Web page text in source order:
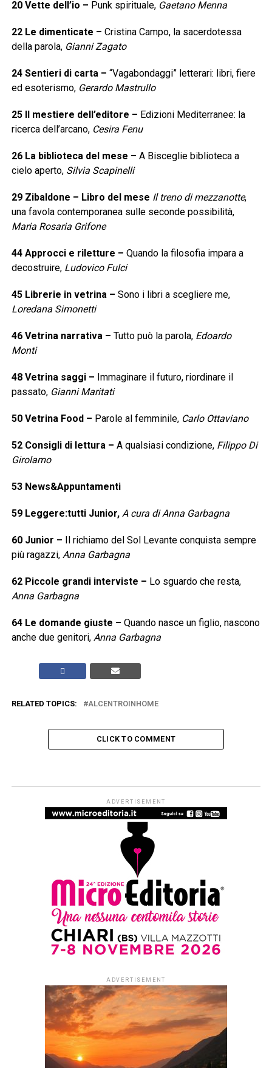
20 Vette dell’io – Punk spirituale, Gaetano Menna
22 Le dimenticate – Cristina Campo, la sacerdotessa
della parola, Gianni Zagato
24 Sentieri di carta – “Vagabondaggi” letterari: libri, fiere
ed esoterismo, Gerardo Mastrullo
25 Il mestiere dell’editore – Edizioni Mediterranee: la
ricerca dell’arcano, Cesira Fenu
26 La biblioteca del mese – A Bisceglie biblioteca a
cielo aperto, Silvia Scapinelli
29 Zibaldone – Libro del mese Il treno di mezzanotte,
una favola contemporanea sulle seconde possibilità,
Maria Rosaria Grifone
44 Approcci e riletture – Quando la filosofia impara a
decostruire, Ludovico Fulci
45 Librerie in vetrina – Sono i libri a scegliere me,
Loredana Simonetti
46 Vetrina narrativa – Tutto può la parola, Edoardo
Monti
48 Vetrina saggi– Immaginare il futuro, riordinare il
passato, Gianni Maritati
50 Vetrina Food– Parole al femminile, Carlo Ottaviano
52 Consigli di lettura – A qualsiasi condizione, Filippo Di
Girolamo
53 News&Appuntamenti
59 Leggere:tutti Junior, A cura di Anna Garbagna
60 Junior – Il richiamo del Sol Levante conquista sempre
più ragazzi, Anna Garbagna
62 Piccole grandi interviste – Lo sguardo che resta,
Anna Garbagna
64 Le domande giuste – Quando nasce un figlio, nascono
anche due genitori, Anna Garbagna
RELATED TOPICS: ALCENTROINHOME
CLICK TO COMMENT
ARTICOLI & APPROFONDIMENTI
#ioleggoperché apre a tutti i nidi
d’Italia. Dal 1° settembre al via le
iscrizioni per partecipare alla
campagna di donazioni del 7-15
novembre
Published 1 settimana ago on 29 Luglio 2026
By Redazione Leggere:tutti